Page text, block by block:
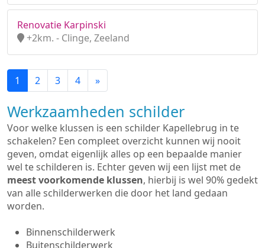
Renovatie Karpinski
+2km. - Clinge, Zeeland
1 2 3 4 »
Werkzaamheden schilder
Voor welke klussen is een schilder Kapellebrug in te
schakelen? Een compleet overzicht kunnen wij nooit
geven, omdat eigenlijk alles op een bepaalde manier
wel te schilderen is. Echter geven wij een lijst met de
meest voorkomende klussen, hierbij is wel 90% gedekt
van alle schilderwerken die door het land gedaan
worden.
Binnenschilderwerk
Buitenschilderwerk